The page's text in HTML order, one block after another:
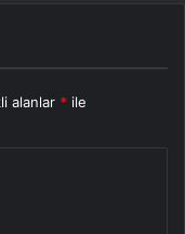
alanlar * ile